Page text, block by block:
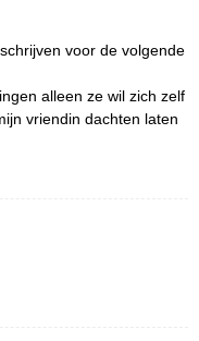
voor de volgende
alleen ze wil zich zelf
vriendin dachten laten